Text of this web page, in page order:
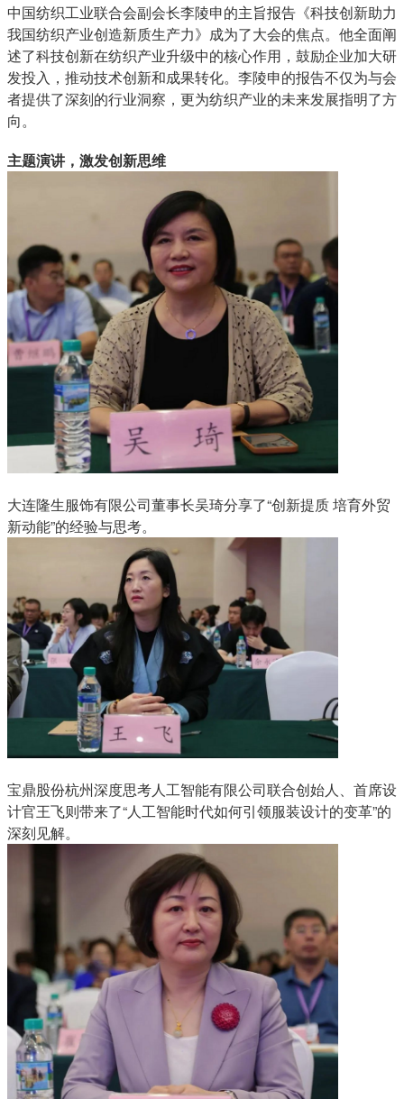
中国纺织工业联合会副会长李陵申的主旨报告《科技创新助力
我国纺织产业创造新质生产力》成为了大会的焦点。他全面阐
述了科技创新在纺织产业升级中的核心作用，鼓励企业加大研
发投入，推动技术创新和成果转化。李陵申的报告不仅为与会
者提供了深刻的行业洞察，更为纺织产业的未来发展指明了方
向。
主题演讲，激发创新思维
大连隆生服饰有限公司董事长吴琦分享了“创新提质 培育外贸
新动能”的经验与思考。
宝鼎股份杭州深度思考人工智能有限公司联合创始人、首席设
计官王飞则带来了“人工智能时代如何引领服装设计的变革”的
深刻见解。